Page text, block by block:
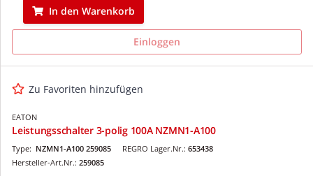
In den Warenkorb
Einloggen
Zu Favoriten hinzufügen
EATON
Leistungsschalter 3-polig 100A NZMN1-A100
REGRO Lager.Nr.: 653438
Type: NZMN1-A100 259085
Hersteller-Art.Nr.: 259085